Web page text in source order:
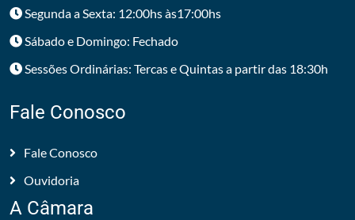
Segunda a Sexta: 12:00hs às17:00hs
Sábado e Domingo: Fechado
Sessões Ordinárias: Tercas e Quintas a partir das 18:30h
Fale Conosco
Fale Conosco
Ouvidoria
A Câmara